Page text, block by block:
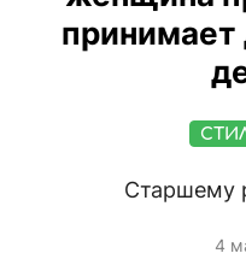
Старшему
4